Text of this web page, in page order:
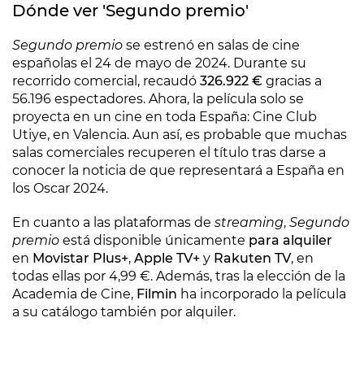
Dónde ver 'Segundo premio'
Segundo premio se estrenó en salas de cine
españolas el 24 de mayo de 2024. Durante su
recorrido comercial, recaudó 326.922 € gracias a
56.196 espectadores. Ahora, la película solo se
proyecta en un cine en toda España: Cine Club
Utiye, en Valencia. Aun así, es probable que muchas
salas comerciales recuperen el título tras darse a
conocer la noticia de que representará a España en
los Oscar 2024.
En cuanto a las plataformas de streaming, Segundo
premio está disponible únicamente para alquiler
en Movistar Plus+, Apple TV+ y Rakuten TV, en
todas ellas por 4,99 €. Además, tras la elección de la
Academia de Cine, Filmin ha incorporado la película
a su catálogo también por alquiler.